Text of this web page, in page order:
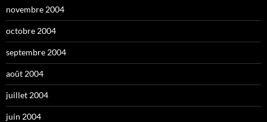
novembre 2004
octobre 2004
septembre 2004
août 2004
juillet 2004
juin 2004